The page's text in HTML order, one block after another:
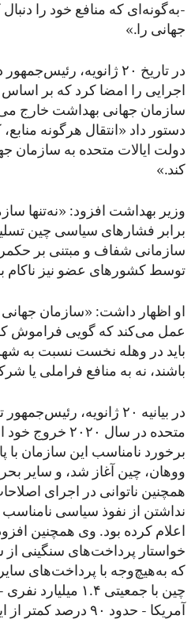
-به‌گونه‌ای که منافع خود را
جهانی را.»
در تاریخ ۲۰ ژانویه،
اجرایی را امضا کرد که بر اساس
سازمان جهانی بهداشت خارج
دستور داد «انتقال هرگونه
دولت ایالات متحده به سازمان
کند.»
وزیر بهداشت افزود: «نه‌تنها
برابر فشارهای سیاسی چین
سازمانی شفاف و مبتنی بر
توسط کشورهای عضو نیز ناکام
او اظهار داشت: «سازمان
عمل می‌کند که گویی فراموش
باید در وهله نخست نسبت به
باشند، نه به منافع فراملی یا
در بیانیه ۲۰ ژانویه،
ووهان، چین آغاز شد، و سایر
همچنین ناتوانی در اجرای
نداشتن از نفوذ سیاسی
خواستار پرداخت‌های سنگینی
که به‌هیچ‌وجه با پرداخت‌های
چین با جمعیتی ۱.۴
آمریکا - حدود ۹۰ درصد